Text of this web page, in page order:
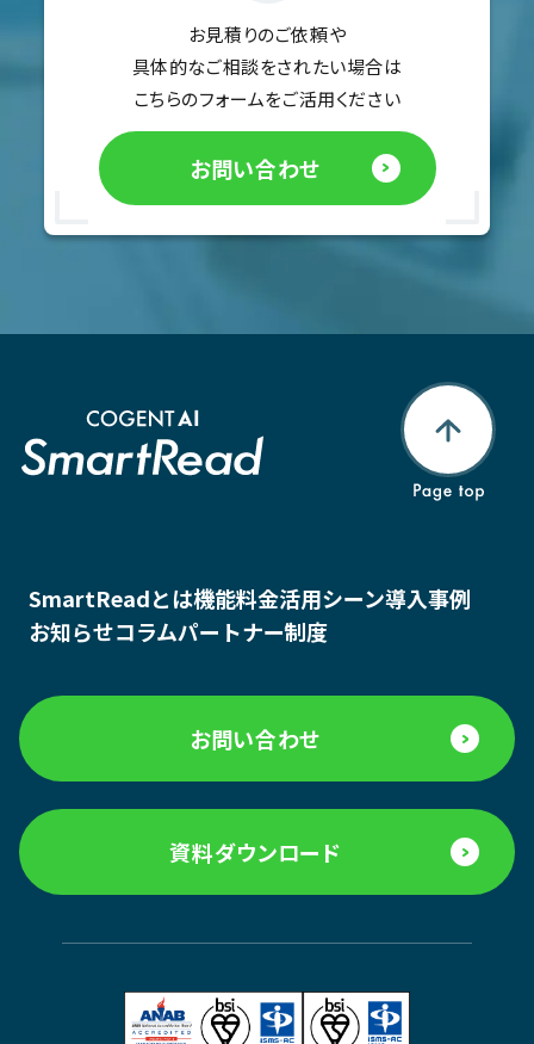
お見積りのご依頼や
具体的なご相談をされたい場合は
こちらのフォームをご活用ください
お問い合わせ
SmartReadとは機能料金活用シーン導入事例
お知らせコラムパートナー制度
お問い合わせ
資料ダウンロード